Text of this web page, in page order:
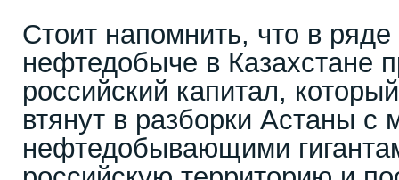
Стоит напомнить, что в ряде
нефтедобыче в Казахстане
российский капитал,
втянут в разборки Астаны с
нефтедобывающими